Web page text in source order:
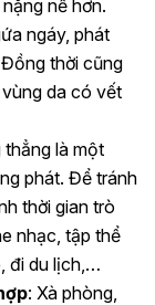
nề hơn.
ngáy, phát
thời cũng
da có vết
thẳng là một
phát. Để tránh
thời gian trò
nhạc, tập thể
đi du lịch,…
: Xà phòng,